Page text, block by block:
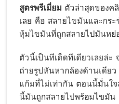
สูตรพรีเมี่ยม ตัวล่าสุดของค
เลย คือ สลายไขมันและกร
หุ้มไขมันที่ถูกสลายไปมันหย่
ตัวนี้เป็นทีเด็ดทีเดียวเลยล่ะ
ถ่ายรูปหันหากล้องด้านเดียว
แก้มที่ไม่เท่ากัน ตอนนี้มั่นใ
นี้มันถูกสลายไปพร้อมไขมัน